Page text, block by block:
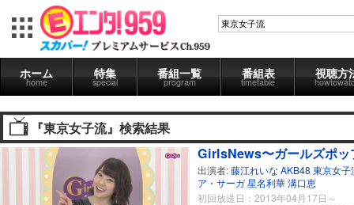
ホーム
home
特集
special
番組一覧
program
番組表
timetable
視聴方
『東京女子流』検索結果
GirlsNews〜ガールズポッ
出演者:藤江れいな AKB48 東京女子
ア・サーガ星名利華溝口恵
初回放送日：2013年04月17日～